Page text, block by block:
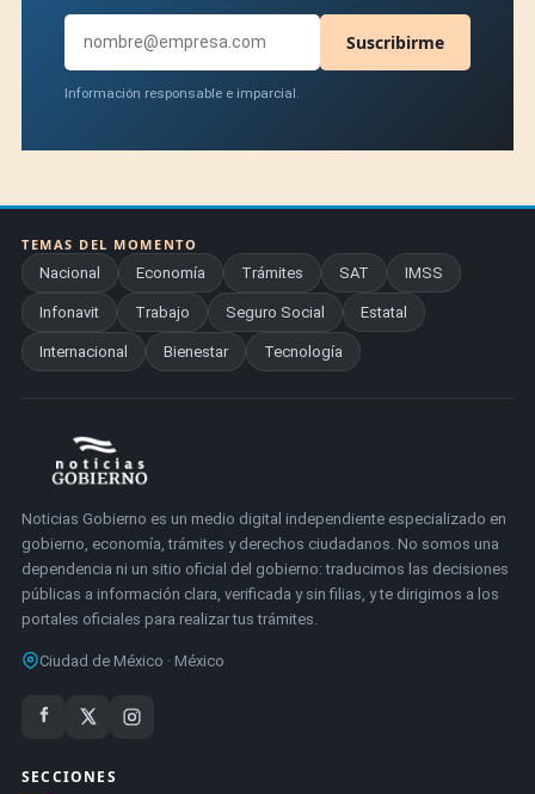
Suscribirme
Información responsable e imparcial.
TEMAS DEL MOMENTO
Nacional
Economía Trámites SAT IMSS
Infonavit Trabajo Seguro Social Estatal
Internacional Bienestar Tecnología
Noticias Gobierno es un medio digital independiente especializado en
gobierno, economía, trámites y derechos ciudadanos. No somos una
dependencia ni un sitio oficial del gobierno: traducimos las decisiones
públicas a información clara, verificada y sin filias, y te dirigimos a los
portales oficiales para realizar tus trámites.
Ciudad de México · México
SECCIONES